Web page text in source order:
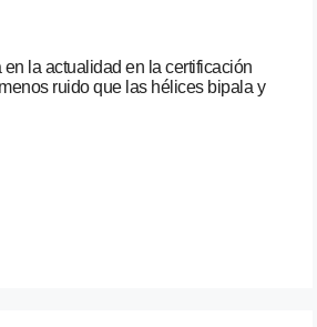
la actualidad en la certificación
ruido que las hélices bipala y